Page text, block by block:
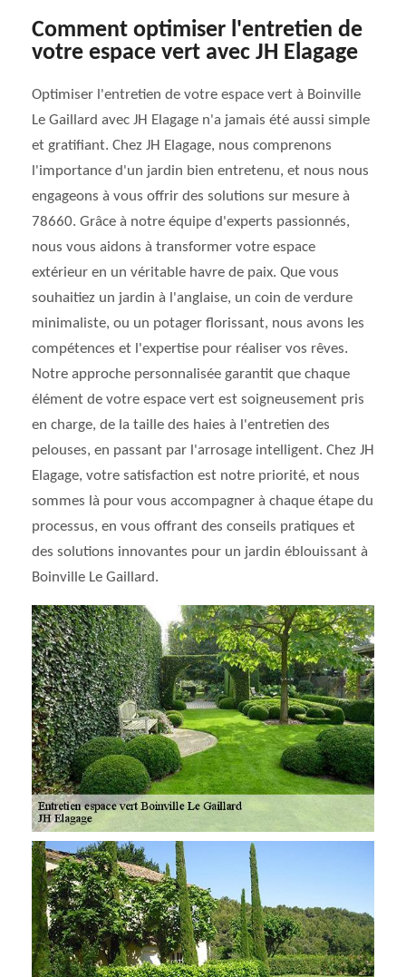
Comment optimiser l'entretien de
votre espace vert avec JH Elagage
Optimiser l'entretien de votre espace vert à Boinville
Le Gaillard avec JH Elagage n'a jamais été aussi simple
et gratifiant. Chez JH Elagage, nous comprenons
l'importance d'un jardin bien entretenu, et nous nous
engageons à vous offrir des solutions sur mesure à
78660. Grâce à notre équipe d'experts passionnés,
nous vous aidons à transformer votre espace
extérieur en un véritable havre de paix. Que vous
souhaitiez un jardin à l'anglaise, un coin de verdure
minimaliste, ou un potager florissant, nous avons les
compétences et l'expertise pour réaliser vos rêves.
Notre approche personnalisée garantit que chaque
élément de votre espace vert est soigneusement pris
en charge, de la taille des haies à l'entretien des
pelouses, en passant par l'arrosage intelligent. Chez JH
Elagage, votre satisfaction est notre priorité, et nous
sommes là pour vous accompagner à chaque étape du
processus, en vous offrant des conseils pratiques et
des solutions innovantes pour un jardin éblouissant à
Boinville Le Gaillard.